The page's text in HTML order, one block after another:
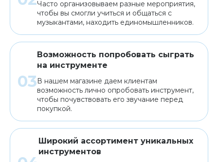
Часто организовываем разные мероприятия,
чтобы вы смогли учиться и общаться с
музыкантами, находить единомышленников.
Возможность попробовать сыграть
на инструменте
В нашем магазине даем клиентам
возможность лично опробовать инструмент,
чтобы почувствовать его звучание перед
покупкой.
Широкий ассортимент уникальных
инструментов